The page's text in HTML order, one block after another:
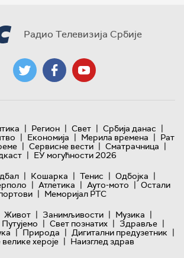
Радио Телевизија Србије
| Регион | Свет | Србија данас |
| Економија | Мерила времена | Рат
| Сервисне вести | Сматрачница |
| ЕУ могућности 2026
| Кошарка | Тенис | Одбојка |
| Атлетика | Ауто-мото | Остали
| Меморијал РТС
Живот | Занимљивости | Музика |
Путујемо | Свет познатих | Здравље |
| Природа | Дигитални предузетник |
хероје | Наизглед здрав